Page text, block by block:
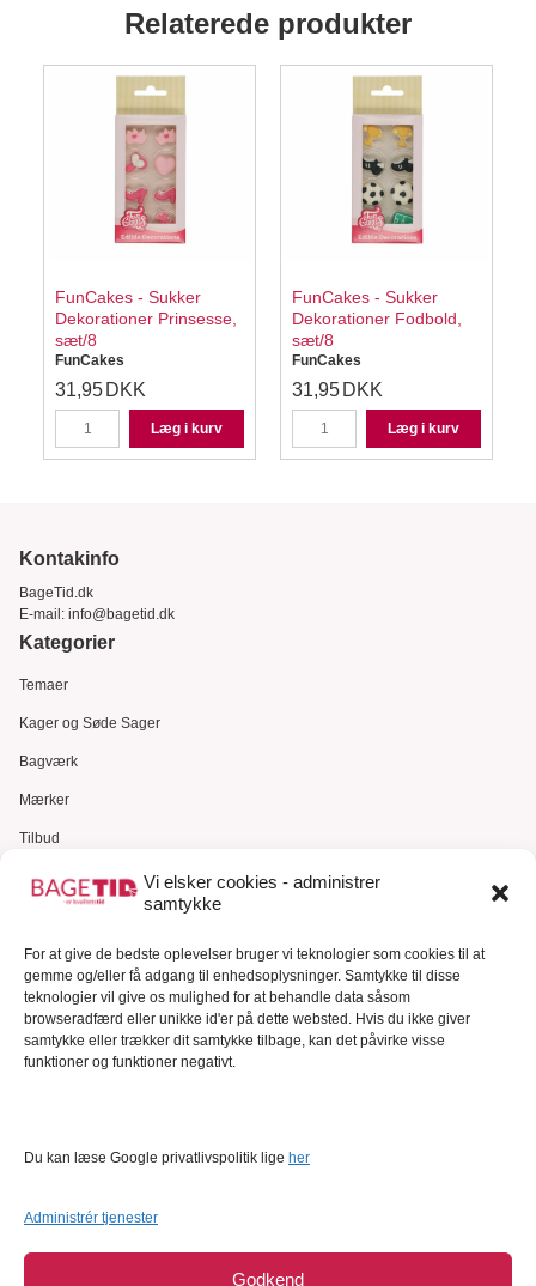
Vi elsker cookies - administrer
samtykke
For at give de bedste oplevelser bruger vi teknologier som cookies til at
gemme og/eller få adgang til enhedsoplysninger. Samtykke til disse
teknologier vil give os mulighed for at behandle data såsom
browseradfærd eller unikke id'er på dette websted. Hvis du ikke giver
samtykke eller trækker dit samtykke tilbage, kan det påvirke visse
funktioner og funktioner negativt.
Du kan læse Google privatlivspolitik lige her
Administrér tjenester
Godkend
Relaterede produkter
FunCakes - Sukker
Dekorationer Prinsesse,
sæt/8
FunCakes
31,95 DKK
Læg i kurv
FunCakes - Sukker
Dekorationer Fodbold,
sæt/8
FunCakes
31,95 DKK
Læg i kurv
Kontakinfo
BageTid.dk
E-mail: info@bagetid.dk
Kategorier
Temaer
Kager og Søde Sager
Bagværk
Mærker
Tilbud
Gavekort
Kundeservice
Kundeservice
FAQ – Ofte stillede spørgsmål
Om Bagetid.dk
Se Fødevarestyrelsens smiley-rapporter